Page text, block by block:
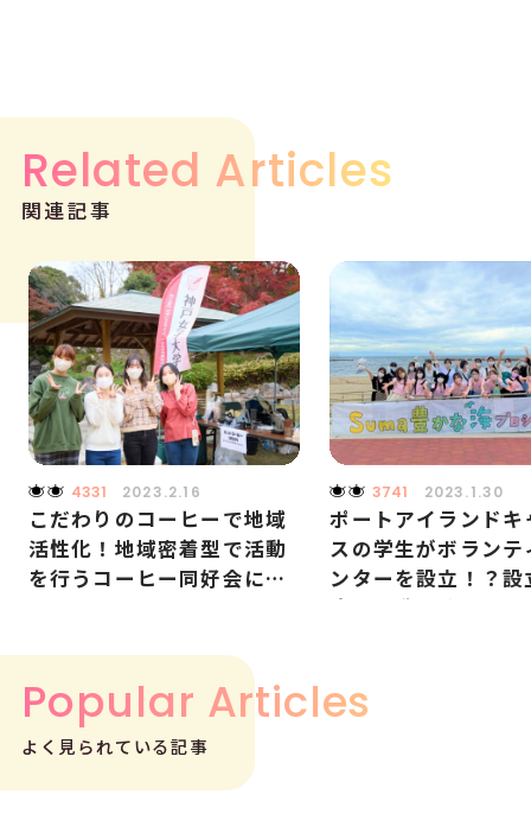
Related Articles
関連記事
4331 2023.2.16
こだわりのコーヒーで地域
活性化！地域密着型で活動
を行うコーヒー同好会に潜
3741 2023.1.30
ポートアイランドキ
スの学生がボランテ
ンターを設立！？設
度の躍動に迫る。
Popular Articles
よく見られている記事